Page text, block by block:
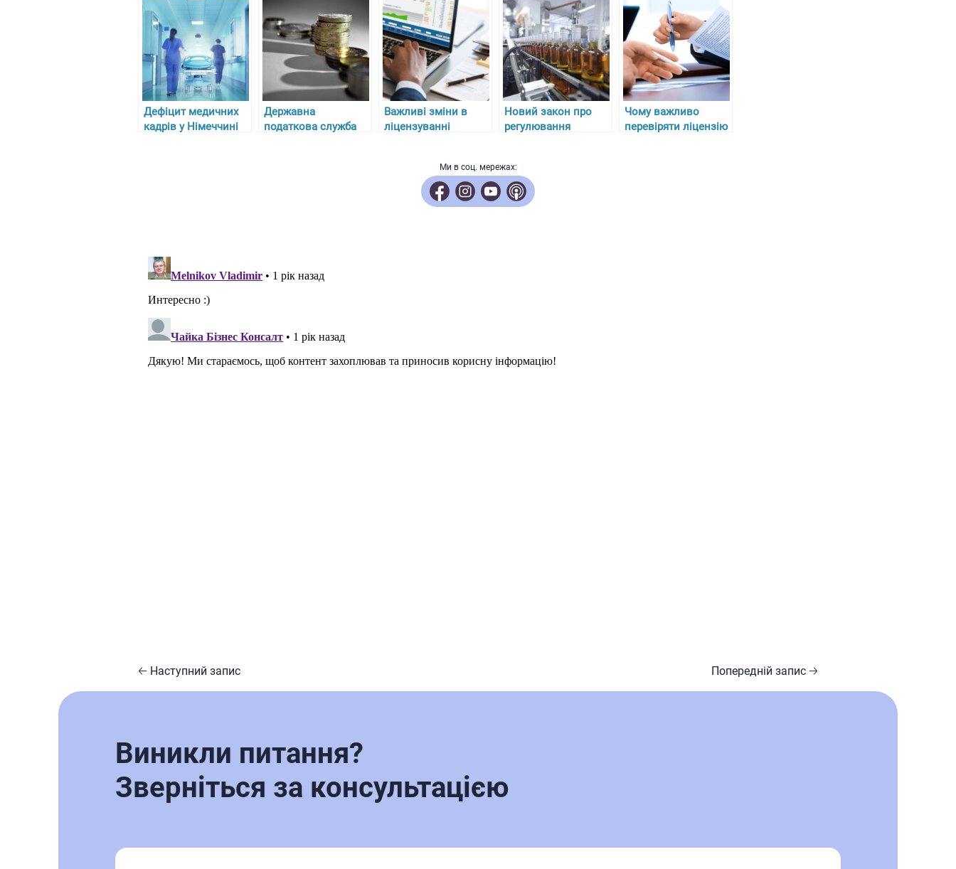
Дефіцит медичних
кадрів у Німеччині
Державна
податкова служба
Важливі зміни в
ліцензуванні
Новий закон про
регулювання
27 липня 2024 року
Чому важливо
перевіряти ліцензію
Ми в соц. мережах:
🡠 Наступний запис Попередній запис 🡢
Виникли питання?
Зверніться за консультацією